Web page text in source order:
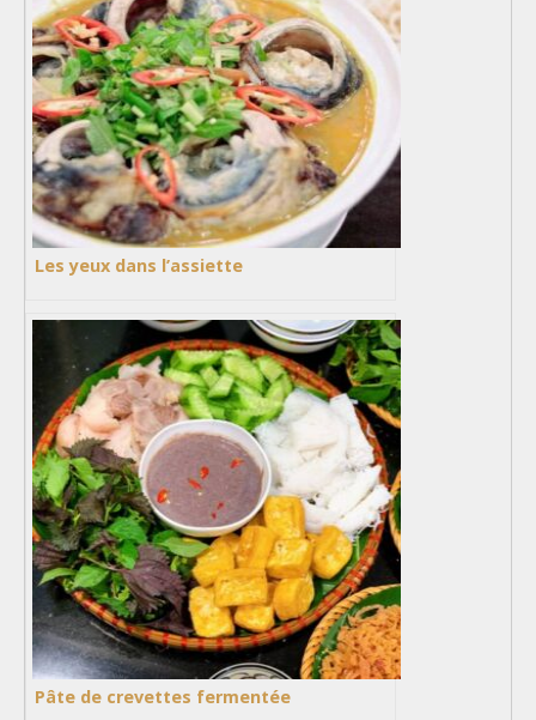
Les yeux dans l’assiette
Pâte de crevettes fermentée